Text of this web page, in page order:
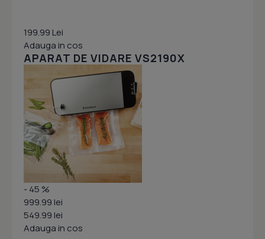
199.99 Lei
Adauga in cos
APARAT DE VIDARE VS2190X
- 45 %
999.99 lei
549.99 lei
Adauga in cos